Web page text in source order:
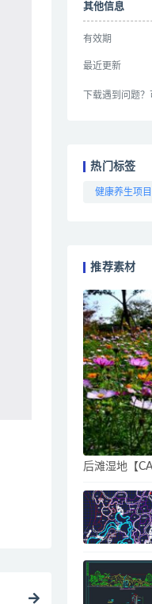
其他信息
有效期
最近更新
下载遇到问题
热门标签
健康养生项目
推荐素材
后滩湿地【